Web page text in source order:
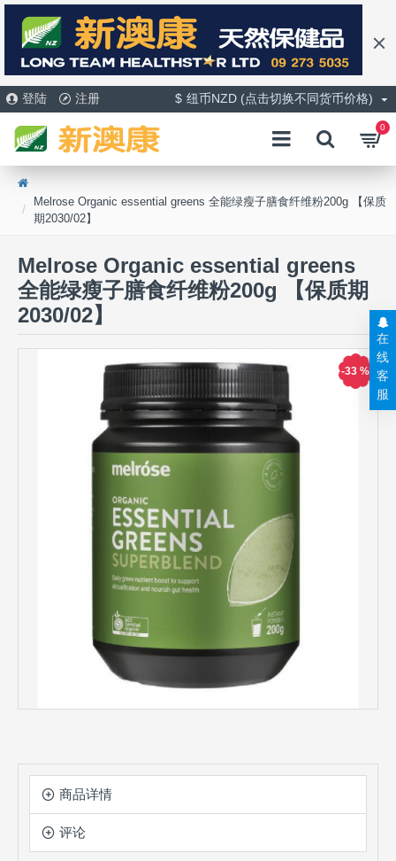
登陆 注册 $ 纽币NZD (点击切换不同货币价格)
0
Melrose Organic essential greens 全能绿瘦子膳食纤维粉200g 【保质
期2030/02】
Melrose Organic essential greens
全能绿瘦子膳食纤维粉200g 【保质期
2030/02】
-33 %
商品详情
评论
在
线
客
服